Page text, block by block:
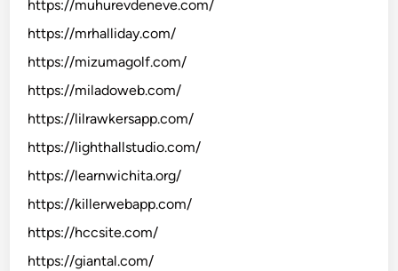
https://muhurevdeneve.com/
https://mrhalliday.com/
https://mizumagolf.com/
https://miladoweb.com/
https://lilrawkersapp.com/
https://lighthallstudio.com/
https://learnwichita.org/
https://killerwebapp.com/
https://hccsite.com/
https://giantal.com/